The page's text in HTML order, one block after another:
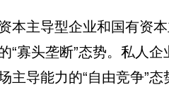
主导型企业和国有资
头垄断”态势。私人企
导能力的“自由竞争”